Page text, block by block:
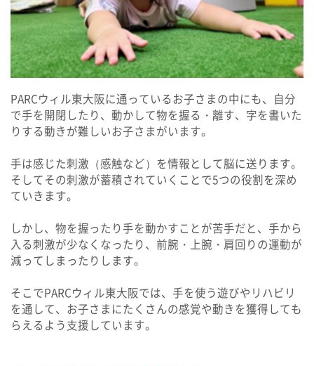
PARCウィル東大阪に通っているお子さまの中にも、自分
で手を開閉したり、動かして物を握る・離す、字を書いた
りする動きが難しいお子さまがいます。
手は感じた刺激（感触など）を情報として脳に送ります。
そしてその刺激が蓄積されていくことで5つの役割を深め
ていきます。
しかし、物を握ったり手を動かすことが苦手だと、手から
入る刺激が少なくなったり、前腕・上腕・肩回りの運動が
減ってしまったりします。
そこでPARCウィル東大阪では、手を使う遊びやリハビリ
を通して、お子さまにたくさんの感覚や動きを獲得しても
らえるよう支援しています。